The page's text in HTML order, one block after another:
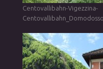
Centovallibahn-Vigezzina-